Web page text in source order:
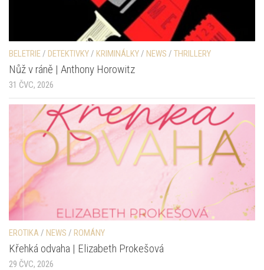
BELETRIE / DETEKTIVKY / KRIMINÁLKY / NEWS / THRILLERY
Nůž v ráně | Anthony Horowitz
31 ČVC, 2026
EROTIKA / NEWS / ROMÁNY
Křehká odvaha | Elizabeth Prokešová
29 ČVC, 2026